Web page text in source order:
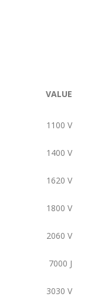
VALUE
1100 V
1400 V
1620 V
1800 V
2060 V
7000 J
3030 V